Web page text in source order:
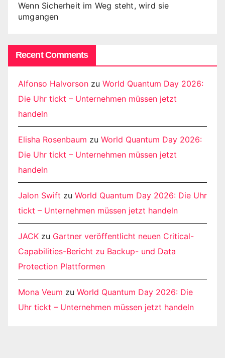
Wenn Sicherheit im Weg steht, wird sie
umgangen
Recent Comments
Alfonso Halvorson zu World Quantum Day 2026:
Die Uhr tickt – Unternehmen müssen jetzt
handeln
Elisha Rosenbaum zu World Quantum Day 2026:
Die Uhr tickt – Unternehmen müssen jetzt
handeln
Jalon Swift zu World Quantum Day 2026: Die Uhr
tickt – Unternehmen müssen jetzt handeln
JACK zu Gartner veröffentlicht neuen Critical-
Capabilities-Bericht zu Backup- und Data
Protection Plattformen
Mona Veum zu World Quantum Day 2026: Die
Uhr tickt – Unternehmen müssen jetzt handeln